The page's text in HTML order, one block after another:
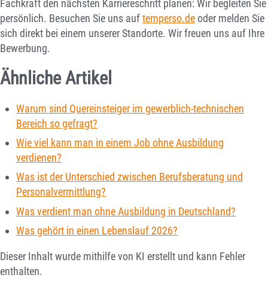
Fachkraft den nächsten Karriereschritt planen: Wir begleiten Sie
persönlich. Besuchen Sie uns auftemperso.deoder melden Sie
sich direkt bei einem unserer Standorte. Wir freuen uns auf Ihre
Bewerbung.
Ähnliche Artikel
Warum sind Quereinsteiger im gewerblich-technischen
Bereich so gefragt?
Wie viel kann man in einem Job ohne Ausbildung
verdienen?
Was ist der Unterschied zwischen Berufsberatung und
Personalvermittlung?
Was verdient man ohne Ausbildung in Deutschland?
Was gehört in einen Lebenslauf 2026?
Dieser Inhalt wurde mithilfe von KI erstellt und kann Fehler
enthalten.